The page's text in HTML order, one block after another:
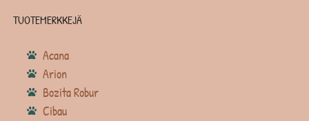
TUOTEMERKKEJÄ
Acana
Arion
Bozita Robur
Cibau